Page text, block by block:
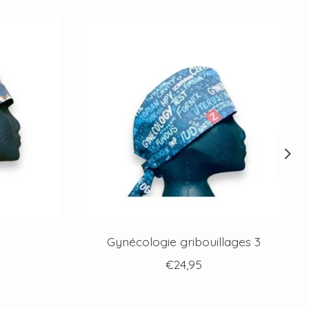
Gynécologie gribouillages 3
€24,95